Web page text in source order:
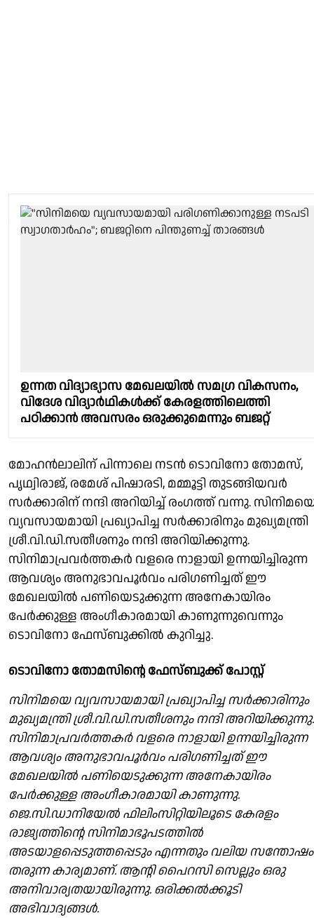
ഉന്നത വിദ്യാഭ്യാസ മേഖലയില്‍ സമഗ്ര വികസനം,
വിദേശ വിദ്യാര്‍ഥികള്‍ക്ക് കേരളത്തിലെത്തി
പഠിക്കാന്‍ അവസരം ഒരുക്കുമെന്നും ബജറ്റ്
മോഹൻലാലിന് പിന്നാലെ നടൻ ടൊവിനോ തോമസ്,
പൃഥ്വിരാജ്, രമേശ് പിഷാരടി, മമ്മൂട്ടി തുടങ്ങിയവർ
സർക്കാരിന് നന്ദി അറിയിച്ച് രംഗത്ത് വന്നു.
വ്യവസായമായി പ്രഖ്യാപിച്ച സർക്കാരിനും മുഖ്യമന്ത്രി
ശ്രീ.വി.ഡി.സതീശനും നന്ദി അറിയിക്കുന്നു.
സിനിമാപ്രവർത്തകർ വളരെ നാളായി ഉന്നയിച്ചിരുന്ന
ആവശ്യം അനുഭാവപൂർവം പരിഗണിച്ചത് ഈ
മേഖലയിൽ പണിയെടുക്കുന്ന അനേകായിരം
പേർക്കുള്ള അംഗീകാരമായി കാണുന്നുവെന്നും
ടൊവിനോ ഫേസ്ബുക്കിൽ കുറിച്ചു.
ടൊവിനോ തോമസിൻ്റെ ഫേസ്ബുക്ക് പോസ്റ്റ്
സിനിമയെ വ്യവസായമായി പ്രഖ്യാപിച്ച സർക്കാരിനും
മുഖ്യമന്ത്രി ശ്രീ.വി.ഡി.സതീശനും നന്ദി അറിയിക്കുന്നു.
സിനിമാപ്രവർത്തകർ വളരെ നാളായി ഉന്നയിച്ചിരുന്ന
ആവശ്യം അനുഭാവപൂർവം പരിഗണിച്ചത് ഈ
മേഖലയിൽ പണിയെടുക്കുന്ന അനേകായിരം
പേർക്കുള്ള അംഗീകാരമായി കാണുന്നു.
ജെ.സി.ഡാനിയേൽ ഫിലിംസിറ്റിയിലൂടെ കേരളം
രാജ്യത്തിന്റെ സിനിമാഭൂപടത്തിൽ
അടയാളപ്പെടുത്തപ്പെടും എന്നതും വലിയ സന്തോഷം
തരുന്ന കാര്യമാണ്. ആന്റി പൈറസി സെല്ലും ഒരു
അനിവാര്യതയായിരുന്നു. ഒരിക്കൽക്കൂടി
അഭിവാദ്യങ്ങൾ.